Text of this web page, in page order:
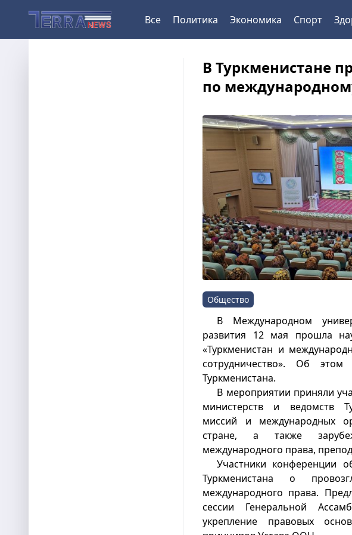
Все Политика Экономика Спорт
В Туркменистане
по
Общество
В Международном
развития 12 мая прошла
«Туркменистан и
сотрудничество». Об
Туркменистана.
В мероприятии приняли
министерств и ведомств
миссий и международных
стране, а также
международного права,
Участники конференции
Туркменистана о
международного права.
сессии Генеральной
укрепление правовых